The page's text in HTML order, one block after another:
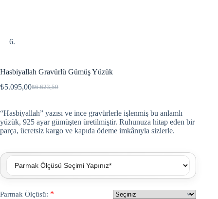
Hasbiyallah Gravürlü Gümüş Yüzük
₺6.623,50
₺5.095,00
“Hasbiyallah” yazısı ve ince gravürlerle işlenmiş bu anlamlı
yüzük, 925 ayar gümüşten üretilmiştir. Ruhunuza hitap eden bir
parça, ücretsiz kargo ve kapıda ödeme imkânıyla sizlerle.
Parmak Ölçüsü: *